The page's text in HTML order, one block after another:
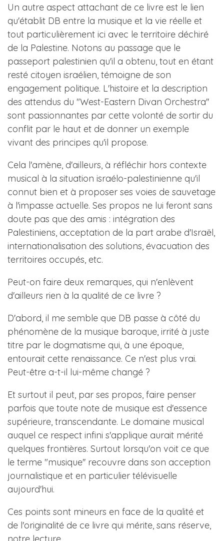
Un autre aspect attachant de ce livre est le lien
qu'établit DB entre la musique et la vie réelle et
tout particulièrement ici avec le territoire déchiré
de la Palestine. Notons au passage que le
passeport palestinien qu'il a obtenu, tout en étant
resté citoyen israélien, témoigne de son
engagement politique. L'histoire et la description
des attendus du "West-Eastern Divan Orchestra''
sont passionnantes par cette volonté de sortir du
conflit par le haut et de donner un exemple
vivant des principes qu'il propose.
Cela l'amène, d'ailleurs, à réfléchir hors contexte
musical à la situation israélo-palestinienne qu'il
connut bien et à proposer ses voies de sauvetage
à l'impasse actuelle. Ses propos ne lui feront sans
doute pas que des amis : intégration des
Palestiniens, acceptation de la part arabe d'Israël,
internationalisation des solutions, évacuation des
territoires occupés, etc.
Peut-on faire deux remarques, qui n'enlèvent
d'ailleurs rien à la qualité de ce livre ?
D'abord, il me semble que DB passe à côté du
phénomène de la musique baroque, irrité à juste
titre par le dogmatisme qui, à une époque,
entourait cette renaissance. Ce n'est plus vrai.
Peut-être a-t-il lui-même changé ?
Et surtout il peut, par ses propos, faire penser
parfois que toute note de musique est d'essence
supérieure, transcendante. Le domaine musical
auquel ce respect infini s'applique aurait mérité
quelques frontières. Surtout lorsqu'on voit ce que
le terme "musique'' recouvre dans son acception
journalistique et en particulier télévisuelle
aujourd'hui.
Ces points sont mineurs en face de la qualité et
de l'originalité de ce livre qui mérite, sans réserve,